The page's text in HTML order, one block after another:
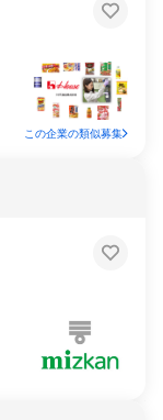
この企業の類似募集